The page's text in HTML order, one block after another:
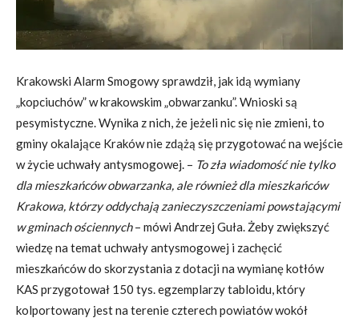
Krakowski Alarm Smogowy sprawdził, jak idą wymiany
„kopciuchów” w krakowskim „obwarzanku”. Wnioski są
pesymistyczne. Wynika z nich, że jeżeli nic się nie zmieni, to
gminy okalające Kraków nie zdążą się przygotować na wejście
w życie uchwały antysmogowej. – To zła wiadomość nie tylko
dla mieszkańców obwarzanka, ale również dla mieszkańców
Krakowa, którzy oddychają zanieczyszczeniami powstającymi
w gminach ościennych– mówi Andrzej Guła. Żeby zwiększyć
wiedzę na temat uchwały antysmogowej i zachęcić
mieszkańców do skorzystania z dotacji na wymianę kotłów
KAS przygotował 150 tys. egzemplarzy tabloidu, który
kolportowany jest na terenie czterech powiatów wokół